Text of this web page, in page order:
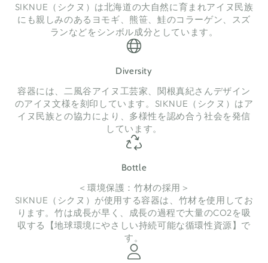
SIKNUE（シクヌ）は北海道の大自然に育まれアイヌ民族
にも親しみのあるヨモギ、熊笹、鮭のコラーゲン、スズ
ランなどをシンボル成分としています。
Diversity
容器には、二風谷アイヌ工芸家、関根真紀さんデザイン
のアイヌ文様を刻印しています。SIKNUE（シクヌ）はア
イヌ民族との協力により、多様性を認め合う社会を発信
しています。
Bottle
＜環境保護：竹材の採用＞
SIKNUE（シクヌ）が使用する容器は、竹材を使用してお
ります。竹は成長が早く、成長の過程で大量のCO2を吸
収する【地球環境にやさしい持続可能な循環性資源】で
す。